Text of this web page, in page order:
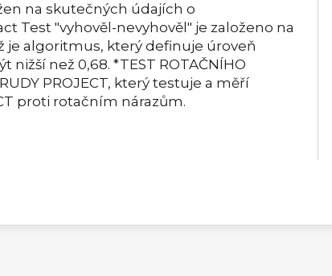
na skutečných údajích o
Test "vyhověl-nevyhověl" je založeno na
je algoritmus, který definuje úroveň
než 0,68. *TEST ROTAČNÍHO
PROJECT, který testuje a měří
proti rotačním nárazům.